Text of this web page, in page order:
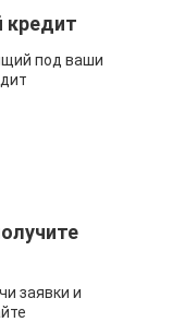
кредит
под ваши
заявки и